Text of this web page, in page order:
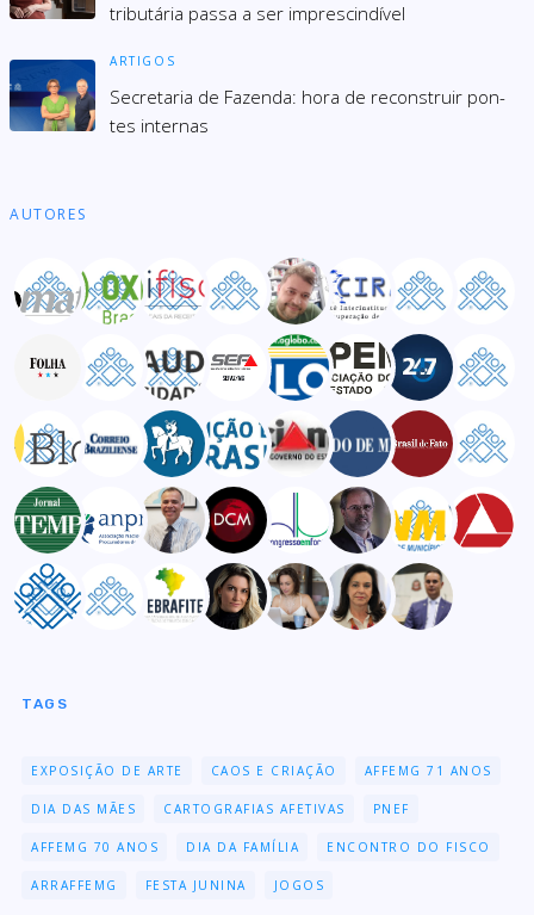
tributária passa a ser imprescindível
ARTIGOS
Secre­ta­ria de Fazenda: hora de recons­truir pon­
tes inter­nas
AUTORES
TAGS
EXPOSIÇÃO DE ARTE CAOS E CRIAÇÃO AFFEMG 71 ANOS
DIA DAS MÃES CARTOGRAFIAS AFETIVAS PNEF
AFFEMG 70 ANOS DIA DA FAMÍLIA ENCONTRO DO FISCO
ARRAFFEMG FESTA JUNINA JOGOS